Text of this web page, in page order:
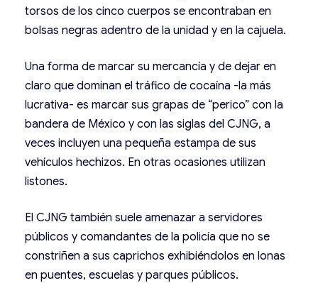
torsos de los cinco cuerpos se encontraban en
bolsas negras adentro de la unidad y en la cajuela.
Una forma de marcar su mercancía y de dejar en
claro que dominan el tráfico de cocaína -la más
lucrativa- es marcar sus grapas de “perico” con la
bandera de México y con las siglas del CJNG, a
veces incluyen una pequeña estampa de sus
vehículos hechizos. En otras ocasiones utilizan
listones.
El CJNG también suele amenazar a servidores
públicos y comandantes de la policía que no se
constriñen a sus caprichos exhibiéndolos en lonas
en puentes, escuelas y parques públicos.